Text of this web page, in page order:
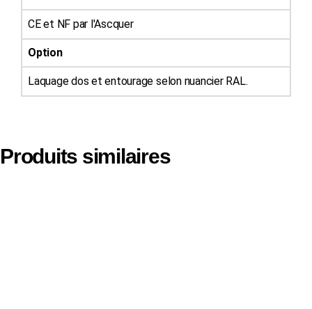
CE et NF par l'Ascquer
Option
Laquage dos et entourage selon nuancier RAL.
Produits similaires